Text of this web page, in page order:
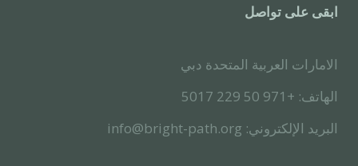
ابقى على تواصل
الامارات العربية المتحدة دبي
الهاتف: +971 50 229 5017
البريد الإلكتروني: info@bright-path.org